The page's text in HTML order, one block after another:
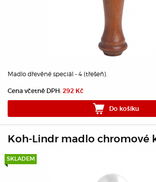
Madlo dřevěné speciál - 4 (třešeň).
Cena včetně DPH: 292 Kč
Do košíku
Koh-Lindr madlo chromové
SKLADEM